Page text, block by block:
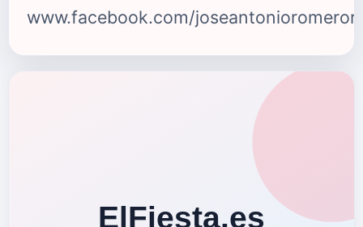
www.facebook.com/